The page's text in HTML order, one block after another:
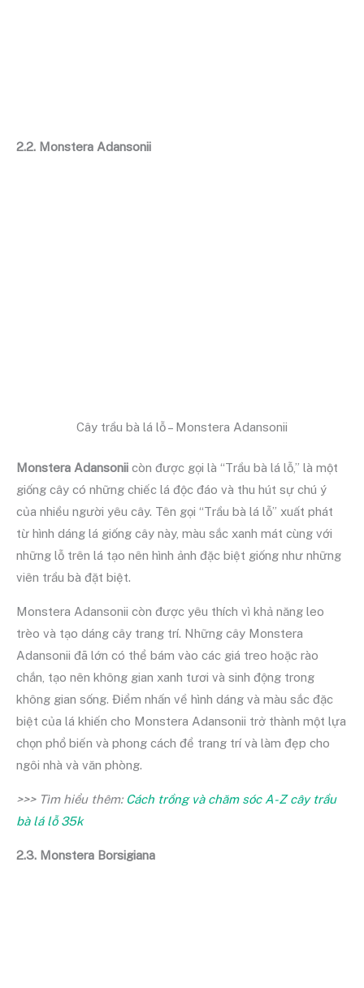
2.2. Monstera Adansonii
Cây trầu bà lá lỗ – Monstera Adansonii
Monstera Adansonii còn được gọi là “Trầu bà lá lỗ,” là một
giống cây có những chiếc lá độc đáo và thu hút sự chú ý
của nhiều người yêu cây. Tên gọi “Trầu bà lá lỗ” xuất phát
từ hình dáng lá giống cây này, màu sắc xanh mát cùng với
những lỗ trên lá tạo nên hình ảnh đặc biệt giống như những
viên trầu bà đặt biệt.
Monstera Adansonii còn được yêu thích vì khả năng leo
trèo và tạo dáng cây trang trí. Những cây Monstera
Adansonii đã lớn có thể bám vào các giá treo hoặc rào
chắn, tạo nên không gian xanh tươi và sinh động trong
không gian sống. Điểm nhấn về hình dáng và màu sắc đặc
biệt của lá khiến cho Monstera Adansonii trở thành một lựa
chọn phổ biến và phong cách để trang trí và làm đẹp cho
ngôi nhà và văn phòng.
>>> Tìm hiểu thêm: Cách trồng và chăm sóc A-Z cây trầu
bà lá lỗ 35k
2.3. Monstera Borsigiana